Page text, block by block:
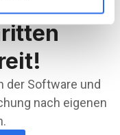
der Software und
nach eigenen